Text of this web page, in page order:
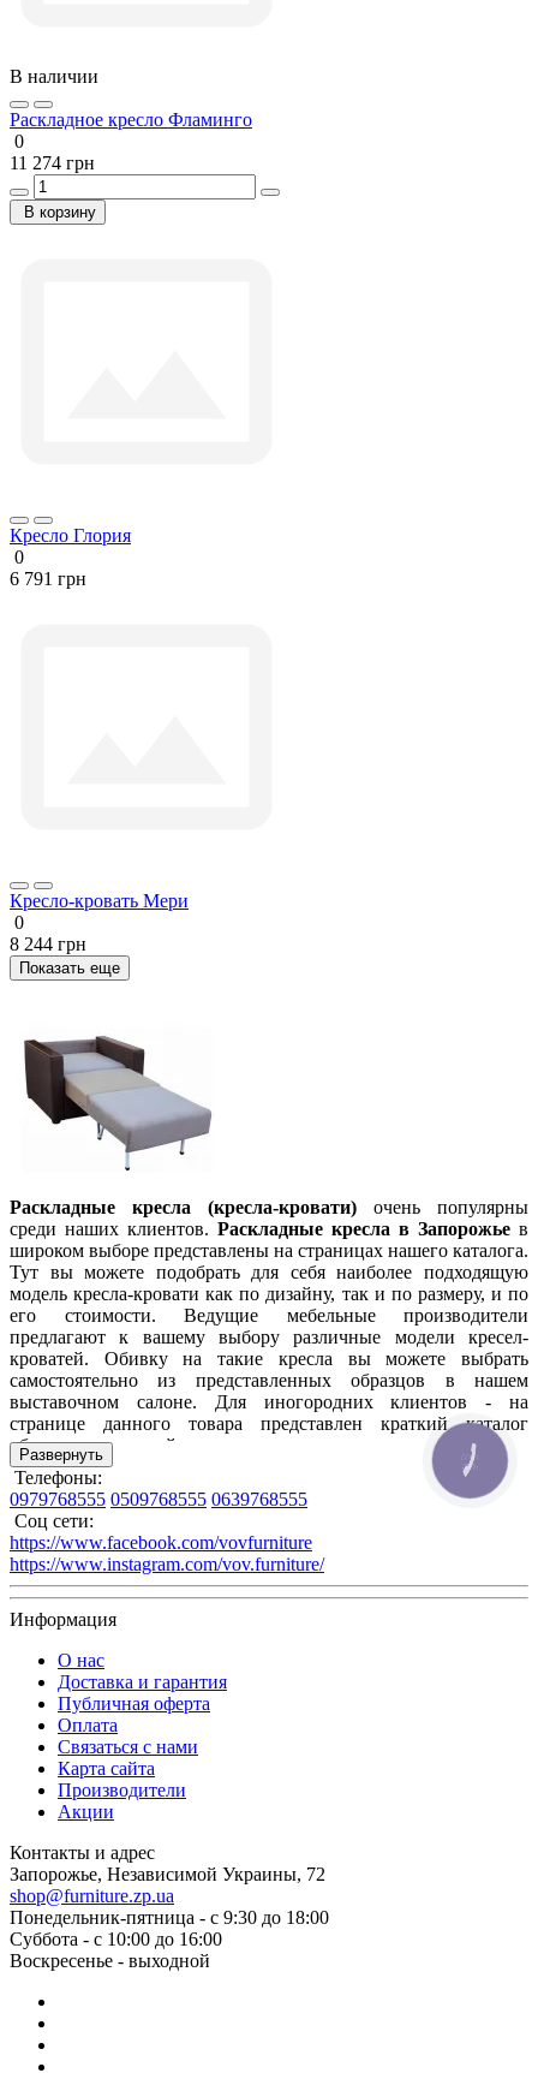
В наличии
Раскладное кресло Фламинго
0
11 274 грн
В корзину
Кресло Глория
0
6 791 грн
Кресло-кровать Мери
0
8 244 грн
Показать еще
Раскладные кресла (кресла-кровати) очень популярны
среди наших клиентов. Раскладные кресла в Запорожье в
широком выборе представлены на страницах нашего каталога.
Тут вы можете подобрать для себя наиболее подходящую
модель кресла-кровати как по дизайну, так и по размеру, и по
его стоимости. Ведущие мебельные производители
предлагают к вашему выбору различные модели кресел-
кроватей. Обивку на такие кресла вы можете выбрать
самостоятельно из представленных образцов в нашем
выставочном салоне. Для иногородних клиентов - на
странице данного товара представлен краткий каталог
обивочных тканей, а также мы всегда поможем вам
определиться с обивкой кресла, работая с вами по вайберу,
пересылая вам "живые" фото образцы или же короткие
видеообзоры тканей и кожзамов.
Развернуть
Телефоны:
0979768555 0509768555 0639768555
Соц сети:
https://www.facebook.com/vovfurniture
https://www.instagram.com/vov.furniture/
Информация
О нас
Доставка и гарантия
Публичная оферта
Оплата
Связаться с нами
Карта сайта
Производители
Акции
Контакты и адрес
Запорожье, Независимой Украины, 72
shop@furniture.zp.ua
Понедельник-пятница - с 9:30 до 18:00
Суббота - с 10:00 до 16:00
Воскресенье - выходной
КНОПКА
ЗВ'ЯЗКУ